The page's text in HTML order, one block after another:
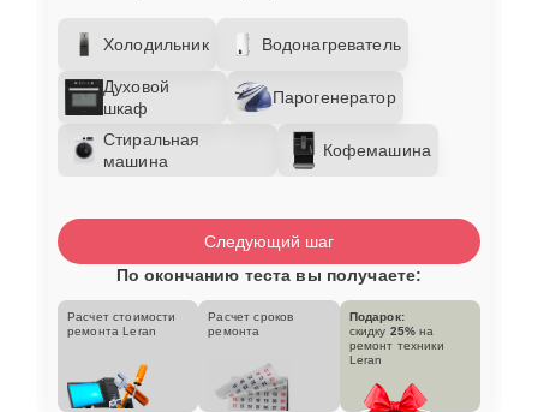
Холодильник Водонагреватель
Духовой
шкаф
Парогенератор
Стиральная
машина
Кофемашина
Следующий шаг
По окончанию теста вы получаете:
Расчет стоимости
ремонта Leran
Расчет сроков
ремонта
Подарок:
скидку 25% на
ремонт техники
Leran